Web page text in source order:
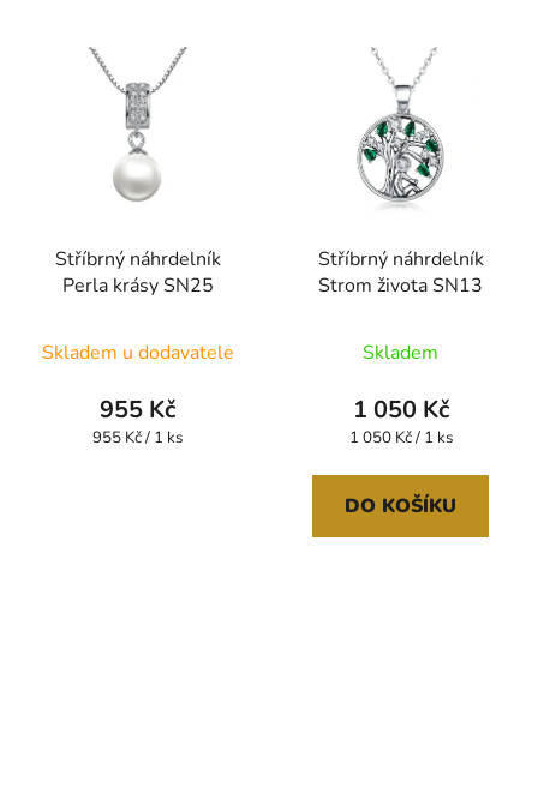
Stříbrný náhrdelník
Perla krásy SN25
Skladem u dodavatele
955 Kč
Měrná
955 Kč / 1 ks
Stříbrný náhrdelník
Strom života SN13
hodnocení
produktu
je
z
Skladem
1 050 Kč
Měrná
1 050 Kč / 1 ks
DO KOŠÍKU